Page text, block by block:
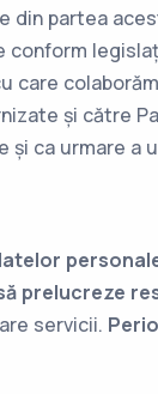
partea
și către
ca urmare a
prelucreze
servicii.